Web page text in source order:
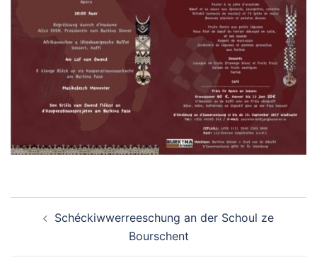
d’articleSchéckiwwerreeschung an der Schoul ze
Bourschent